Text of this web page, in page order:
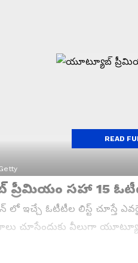
సహా 15
లో ఇచ్చే ఓటీటీల లిస్ట్ చూస్తే
చూసేందుకు వీలుగా
READ